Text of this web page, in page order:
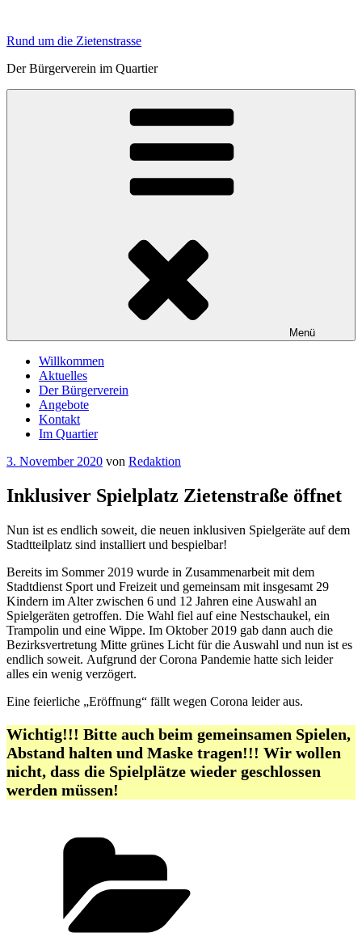
springen
Rund um die Zietenstrasse
Der Bürgerverein im Quartier
Menü
Willkommen
Aktuelles
Der Bürgerverein
Angebote
Kontakt
Im Quartier
Veröffentlicht
3. November 2020 von Redaktion
Inklusiver Spielplatz Zietenstraße öffnet
Nun ist es endlich soweit, die neuen inklusiven Spielgeräte auf dem
Stadtteilplatz sind installiert und bespielbar!
Bereits im Sommer 2019 wurde in Zusammenarbeit mit dem
Stadtdienst Sport und Freizeit und gemeinsam mit insgesamt 29
Kindern im Alter zwischen 6 und 12 Jahren eine Auswahl an
Spielgeräten getroffen. Die Wahl fiel auf eine Nestschaukel, ein
Trampolin und eine Wippe. Im Oktober 2019 gab dann auch die
Bezirksvertretung Mitte grünes Licht für die Auswahl und nun ist es
endlich soweit. Aufgrund der Corona Pandemie hatte sich leider
alles ein wenig verzögert.
Eine feierliche „Eröffnung“ fällt wegen Corona leider aus.
Wichtig!!! Bitte auch beim gemeinsamen Spielen,
Abstand halten und Maske tragen!!! Wir wollen
nicht, dass die Spielplätze wieder geschlossen
werden müssen!